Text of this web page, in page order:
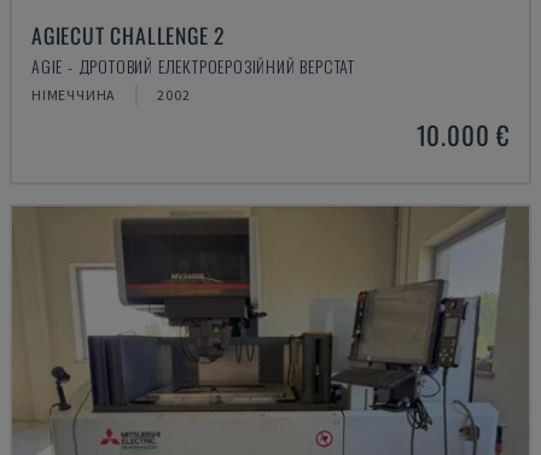
AGIECUT CHALLENGE 2
AGIE - ДРОТОВИЙ ЕЛЕКТРОЕРОЗІЙНИЙ ВЕРСТАТ
НІМЕЧЧИНА 2002
10.000 €